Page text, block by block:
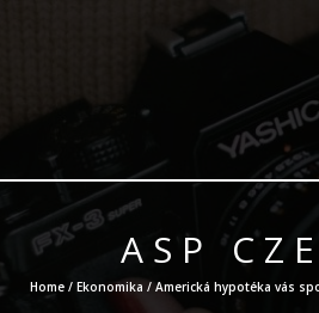
ASP
Home / Ekonomika / Americká hypotéka vás